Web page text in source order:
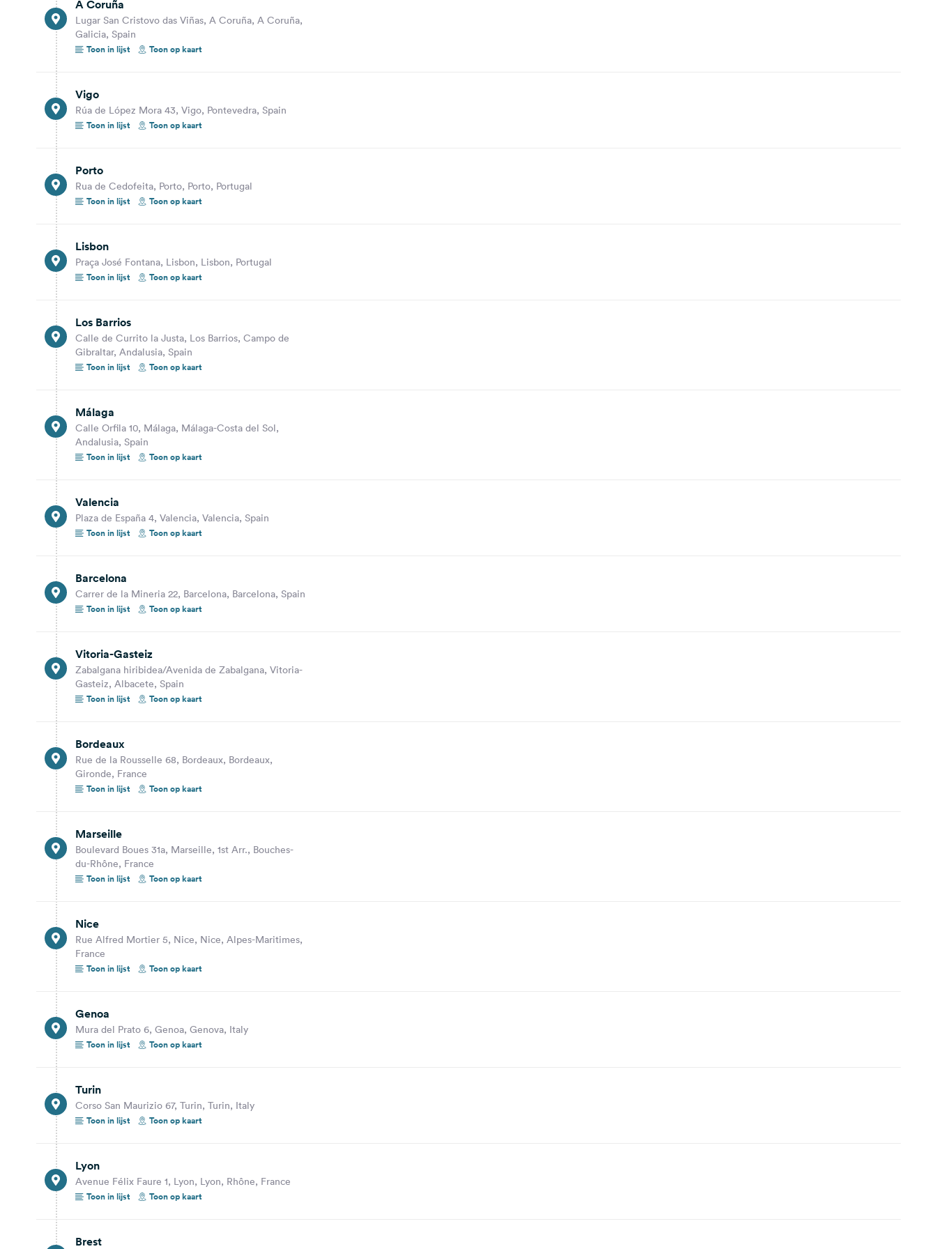
Gibraltar, Andalusia, Spain
Toon op kaart
Málaga
Calle Orfila 10, Málaga, Málaga-Costa del Sol,
Andalusia, Spain
Valencia
Toon op kaart
615,9 km
Carrer de la Mineria 22, Barcelona, Barcelona, Spain
Toon op kaart
Vitoria-Gasteiz
Zabalgana hiribidea/Avenida de Zabalgana, Vitoria-
Gasteiz, Albacete, Spain
Toon op kaart
Bordeaux
Rue de la Rousselle 68, Bordeaux, Bordeaux,
Toon op kaart
343,0 km
Boulevard Boues 31a, Marseille, 1st Arr., Bouches-
du-Rhône, France
Toon op kaart
Nice
Rue Alfred Mortier 5, Nice, Nice, Alpes-Maritimes,
Genoa
Mura del Prato 6, Genoa, Genova, Italy
193,3 km 2 uur 1 min.
Turin
171,0 km
Avenue Félix Faure 1, Lyon, Lyon, Rhône, France
Toon op kaart
Brest
Rue de la Deuxième Division Blindée 16, Brest,
Finistère, Brittany, France
A Coruña
Lugar San Cristovo das Viñas, A Coruña, A Coruña,
Galicia, Spain
Toon in lijst
Toon op kaart
Vigo
Rúa de López Mora 43, Vigo, Pontevedra, Spain
Toon in lijst
Toon op kaart
Porto
Rua de Cedofeita, Porto, Porto, Portugal
Toon in lijst
Toon op kaart
Lisbon
Praça José Fontana, Lisbon, Lisbon, Portugal
Toon in lijst
Toon op kaart
Los Barrios
Calle de Currito la Justa, Los Barrios, Campo de
Gibraltar, Andalusia, Spain
Toon in lijst
Toon op kaart
Málaga
Calle Orfila 10, Málaga, Málaga-Costa del Sol,
Andalusia, Spain
Toon in lijst
Toon op kaart
Valencia
Plaza de España 4, Valencia, Valencia, Spain
Toon in lijst
Toon op kaart
Barcelona
Carrer de la Mineria 22, Barcelona, Barcelona, Spain
Toon in lijst
Toon op kaart
Vitoria-Gasteiz
Zabalgana hiribidea/Avenida de Zabalgana, Vitoria-
Gasteiz, Albacete, Spain
Toon in lijst
Toon op kaart
Bordeaux
Rue de la Rousselle 68, Bordeaux, Bordeaux,
Gironde, France
Toon in lijst
Toon op kaart
Marseille
Boulevard Boues 31a, Marseille, 1st Arr., Bouches-
du-Rhône, France
Toon in lijst
Toon op kaart
Nice
Rue Alfred Mortier 5, Nice, Nice, Alpes-Maritimes,
France
Toon in lijst
Toon op kaart
Genoa
Mura del Prato 6, Genoa, Genova, Italy
Toon in lijst
Toon op kaart
Turin
Corso San Maurizio 67, Turin, Turin, Italy
Toon in lijst
Toon op kaart
Lyon
Avenue Félix Faure 1, Lyon, Lyon, Rhône, France
Toon in lijst
Toon op kaart
Brest